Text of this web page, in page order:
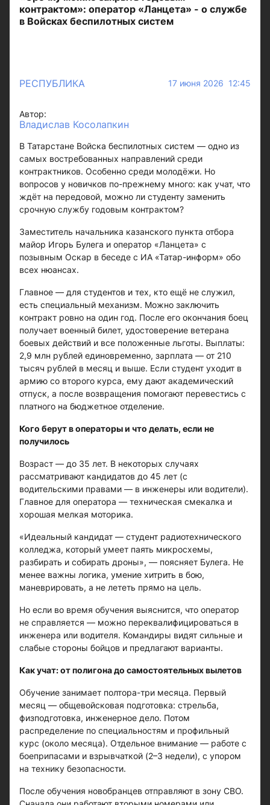
контрактом»: оператор «Ланцета» - о службе
в Войсках беспилотных систем
РЕСПУБЛИКА 17 июня 2026 12:45
Автор:
Владислав Косолапкин
В Татарстане Войска беспилотных систем — одно из
самых востребованных направлений среди
контрактников. Особенно среди молодёжи. Но
вопросов у новичков по-прежнему много: как учат, что
ждёт на передовой, можно ли студенту заменить
срочную службу годовым контрактом?
Заместитель начальника казанского пункта отбора
майор Игорь Булега и оператор «Ланцета» с
позывным Оскар в беседе с ИА «Татар-информ» обо
всех нюансах.
Главное — для студентов и тех, кто ещё не служил,
есть специальный механизм. Можно заключить
контракт ровно на один год. После его окончания боец
получает военный билет, удостоверение ветерана
боевых действий и все положенные льготы. Выплаты:
2,9 млн рублей единовременно, зарплата — от 210
тысяч рублей в месяц и выше. Если студент уходит в
армию со второго курса, ему дают академический
отпуск, а после возвращения помогают перевестись с
платного на бюджетное отделение.
Кого берут в операторы и что делать, если не
получилось
Возраст — до 35 лет. В некоторых случаях
рассматривают кандидатов до 45 лет (с
водительскими правами — в инженеры или водители).
Главное для оператора — техническая смекалка и
хорошая мелкая моторика.
«Идеальный кандидат — студент радиотехнического
колледжа, который умеет паять микросхемы,
разбирать и собирать дроны», — поясняет Булега. Не
менее важны логика, умение хитрить в бою,
маневрировать, а не лететь прямо на цель.
Но если во время обучения выяснится, что оператор
не справляется — можно переквалифицироваться в
инженера или водителя. Командиры видят сильные и
слабые стороны бойцов и предлагают варианты.
Как учат: от полигона до самостоятельных вылетов
Обучение занимает полтора-три месяца. Первый
месяц — общевойсковая подготовка: стрельба,
физподготовка, инженерное дело. Потом
распределение по специальностям и профильный
курс (около месяца). Отдельное внимание — работе с
боеприпасами и взрывчаткой (2–3 недели), с упором
на технику безопасности.
После обучения новобранцев отправляют в зону СВО.